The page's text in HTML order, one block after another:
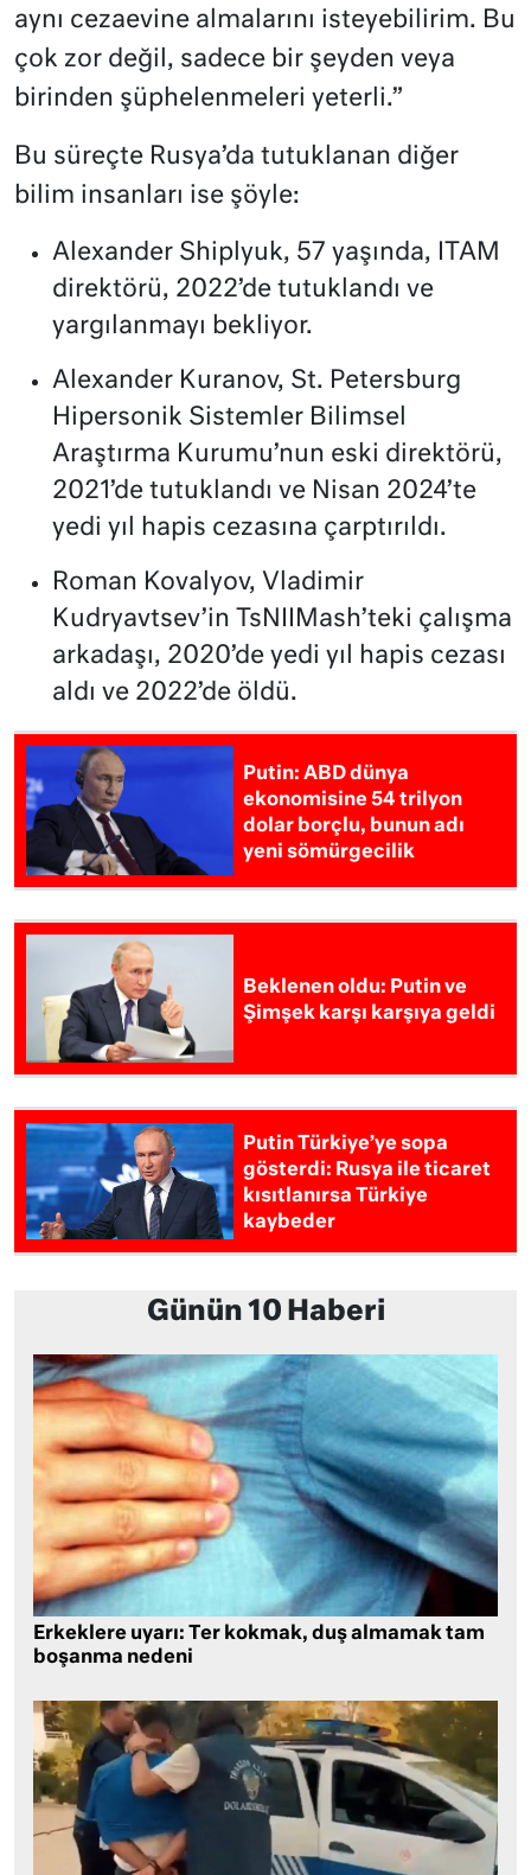
aynı cezaevine almalarını isteyebilirim. Bu
çok zor değil, sadece bir şeyden veya
birinden şüphelenmeleri yeterli.”
Bu süreçte Rusya’da tutuklanan diğer
bilim insanları ise şöyle:
Alexander Shiplyuk, 57 yaşında, ITAM
direktörü, 2022’de tutuklandı ve
yargılanmayı bekliyor.
Alexander Kuranov, St. Petersburg
Hipersonik Sistemler Bilimsel
Araştırma Kurumu’nun eski direktörü,
2021’de tutuklandı ve Nisan 2024’te
yedi yıl hapis cezasına çarptırıldı.
Roman Kovalyov, Vladimir
Kudryavtsev’in TsNIIMash’teki çalışma
arkadaşı, 2020’de yedi yıl hapis cezası
aldı ve 2022’de öldü.
Putin: ABD dünya
ekonomisine 54 trilyon
dolar borçlu, bunun adı
yeni sömürgecilik
Beklenen oldu: Putin ve
Şimşek karşı karşıya geldi
Putin Türkiye’ye sopa
gösterdi: Rusya ile ticaret
kısıtlanırsa Türkiye
kaybeder
Günün 10 Haberi
Erkeklere uyarı: Ter kokmak, duş almamak tam
boşanma nedeni